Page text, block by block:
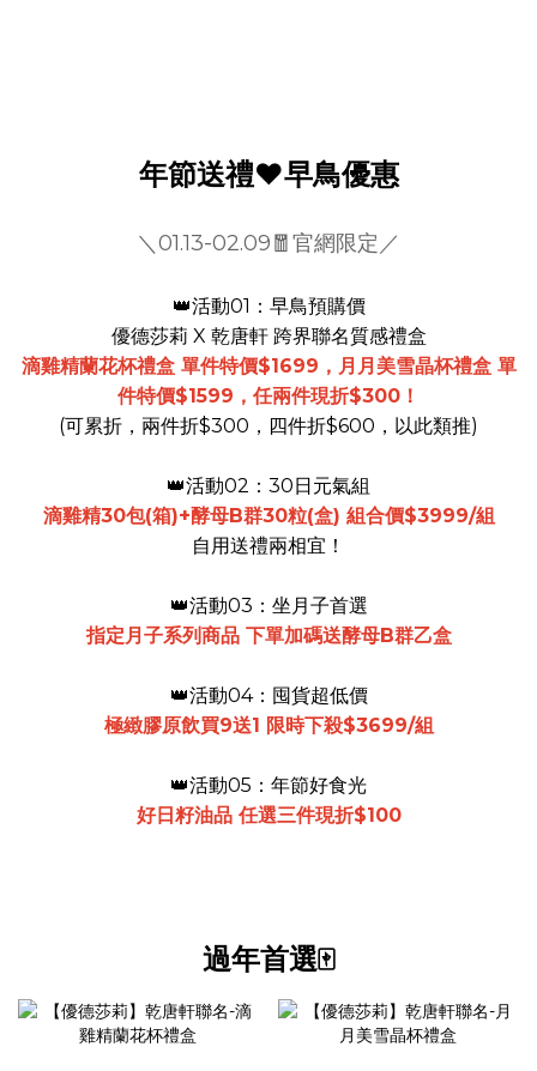
年節送禮❤️早鳥優惠
＼01.13-02.09🧧官網限定／
👑活動01：早鳥預購價
優德莎莉 X 乾唐軒 跨界聯名質感禮盒
滴雞精蘭花杯禮盒 單件特價$1699，月月美雪晶杯禮盒 單
件特價$1599，任兩件現折$300！
(可累折，兩件折$300，四件折$600，以此類推)
👑活動02：30日元氣組
滴雞精30包(箱)+酵母B群30粒(盒) 組合價$3999/組
自用送禮兩相宜！
👑活動03：坐月子首選
指定月子系列商品 下單加碼送酵母B群乙盒
👑活動04：囤貨超低價
極緻膠原飲買9送1 限時下殺$3699/組
👑活動05：年節好食光
好日籽油品 任選三件現折$100
過年首選🀄